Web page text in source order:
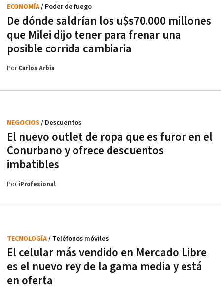
De dónde saldrían los u$s70.000 millones
que Milei dijo tener para frenar una
posible corrida cambiaria
ECONOMÍA/ Poder de fuego
PorCarlos Arbia
El nuevo outlet de ropa que es furor en el
Conurbano y ofrece descuentos
imbatibles
NEGOCIOS / Descuentos
PoriProfesional
El celular más vendido en Mercado Libre
es el nuevo rey de la gama media y está
en oferta
TECNOLOGÍA/ Teléfonos móviles